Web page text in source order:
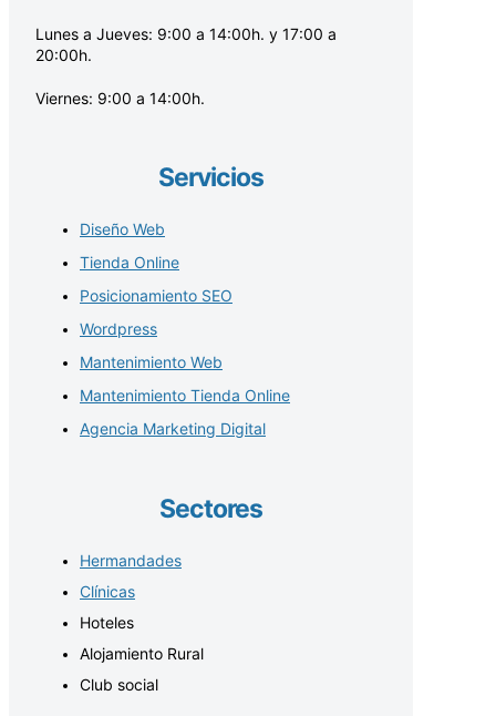
Lunes a Jueves: 9:00 a 14:00h. y 17:00 a
20:00h.
Viernes: 9:00 a 14:00h.
Servicios
Diseño Web
Tienda Online
Posicionamiento SEO
Wordpress
Mantenimiento Web
Mantenimiento Tienda Online
Agencia Marketing Digital
Sectores
Hermandades
Clínicas
Hoteles
Alojamiento Rural
Club social